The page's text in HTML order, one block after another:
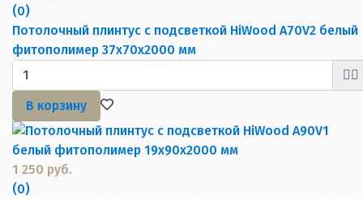
(0)
Потолочный плинтус с подсветкой HiWood A70V2 белый
фитополимер 37х70х2000 мм
В корзину
1 250 руб.
(0)